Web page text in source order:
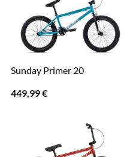
Sunday Primer 20
449,99€